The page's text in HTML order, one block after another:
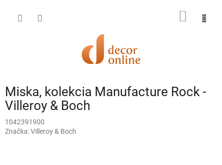
obsah
Miska, kolekcia Manufacture Rock -
Villeroy & Boch
1042391900
Značka:Villeroy & Boch